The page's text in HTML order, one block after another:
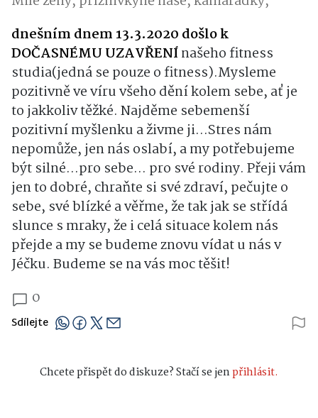
dnešním dnem 13.3.2020 došlok
DOČASNÉMU UZAVŘENÍnašeho fitness
studia(jedná se pouze o fitness).Mysleme
pozitivně ve víru všeho dění kolem sebe, ať je
to jakkoliv těžké. Najděme sebemenší
pozitivní myšlenku a živme ji...Stres nám
nepomůže, jen nás oslabí, a my potřebujeme
být silné...pro sebe... pro své rodiny. Přeji vám
jen to dobré, chraňte si své zdraví, pečujte o
sebe, své blízké a věřme, že tak jak se střídá
slunce s mraky, že i celá situace kolem nás
přejde a my se budeme znovu vídat u nás v
Jéčku. Budeme se na vás moc těšit!
0
Sdílejte
Chcete přispět do diskuze? Stačí se jenpřihlásit.